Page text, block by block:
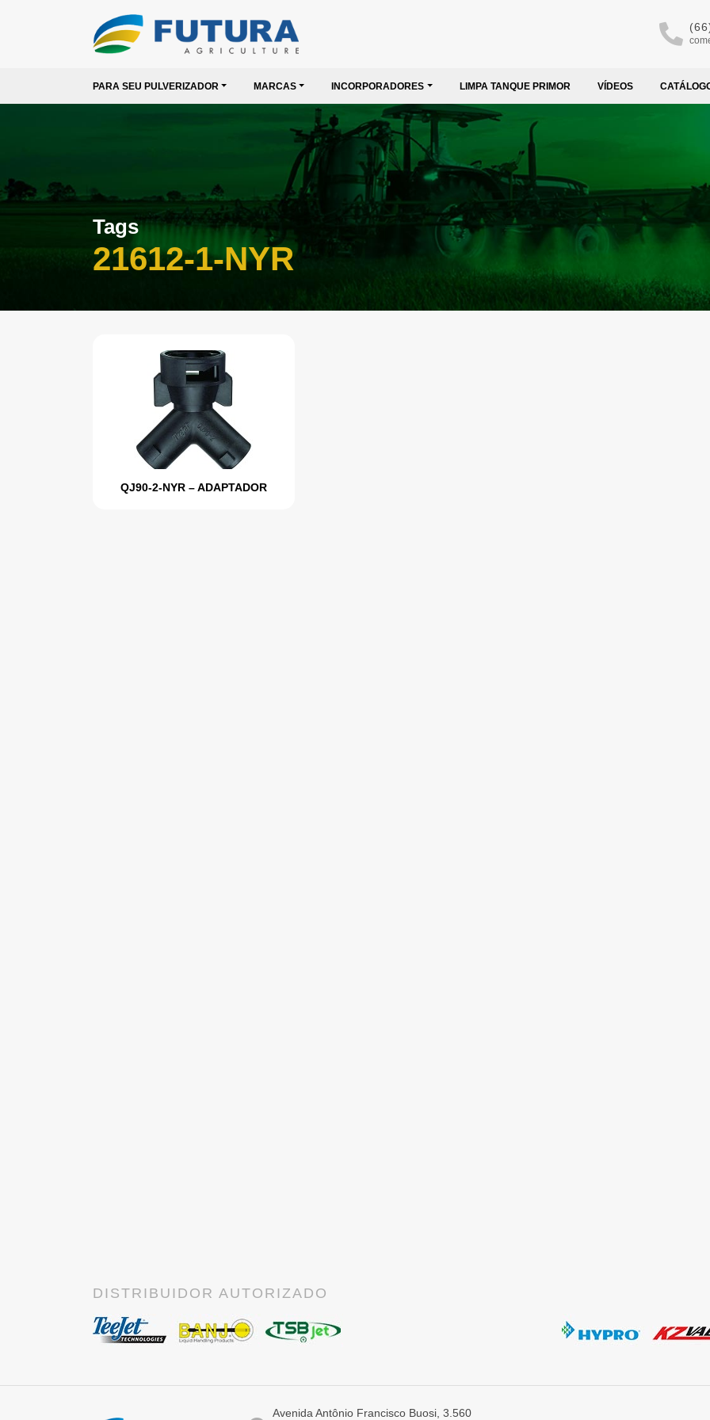
PARA SEU PULVERIZADOR MARCAS INCORPORADORES LIMPA TANQUE PRIMOR VÍDEOS
Tags
21612-1-NYR
QJ90-2-NYR – ADAPTADOR
DISTRIBUIDOR AUTORIZADO
Avenida Antônio Francisco Buosi, 3.560